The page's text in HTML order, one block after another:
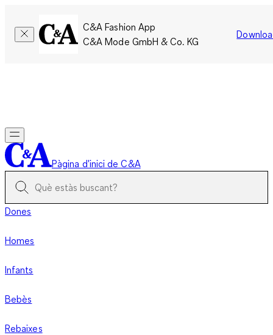
C&A Fashion App
C&A Mode GmbH & Co. KG
Pàgina d'inici de C&A
Dones
Homes
Infants
Bebès
Rebaixes